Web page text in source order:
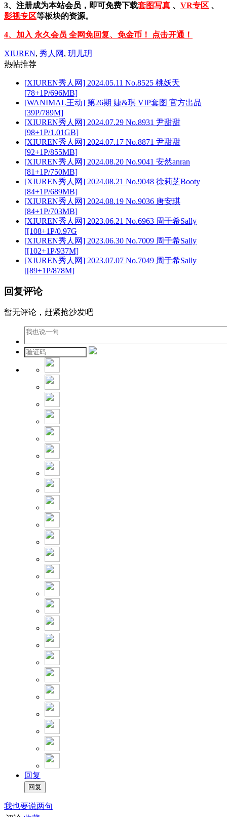
3、注册成为本站会员，即可免费下载套图写真 、 VR专区 、
影视专区等板块的资源。
4、加入 永久会员 全网免回复、免金币！ 点击开通！
XIUREN, 秀人网 , 玥儿玥
热帖推荐
[XIUREN秀人网] 2024.05.11 No.8525 桃妖夭
[78+1P/696MB]
[WANIMAL王动] 第26期 婕&琪 VIP套图 官方出品
[39P/789M]
[XIUREN秀人网] 2024.07.29 No.8931 尹甜甜
[98+1P/1.01GB]
[XIUREN秀人网] 2024.07.17 No.8871 尹甜甜
[92+1P/855MB]
[XIUREN秀人网] 2024.08.20 No.9041 安然anran
[81+1P/750MB]
[XIUREN秀人网] 2024.08.21 No.9048 徐莉芝Booty
[84+1P/689MB]
[XIUREN秀人网] 2024.08.19 No.9036 唐安琪
[84+1P/703MB]
[XIUREN秀人网] 2023.06.21 No.6963 周于希Sally
[[108+1P/0.97G
[XIUREN秀人网] 2023.06.30 No.7009 周于希Sally
[[102+1P/937M]
[XIUREN秀人网] 2023.07.07 No.7049 周于希Sally
[[89+1P/878M]
回复评论
暂无评论，赶紧抢沙发吧
回复
我也要说两句